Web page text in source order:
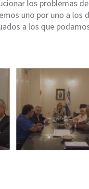
los problemas
uno por uno a los
a los que